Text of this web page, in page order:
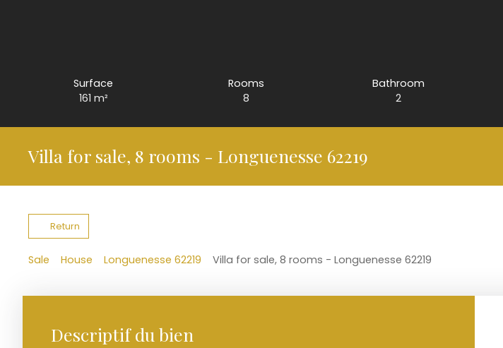
Surface
161 m²
Rooms
8
Bathroom
2
Villa for sale, 8 rooms - Longuenesse 62219
Return
Sale House Longuenesse 62219 Villa for sale, 8 rooms - Longuenesse 62219
Descriptif du bien